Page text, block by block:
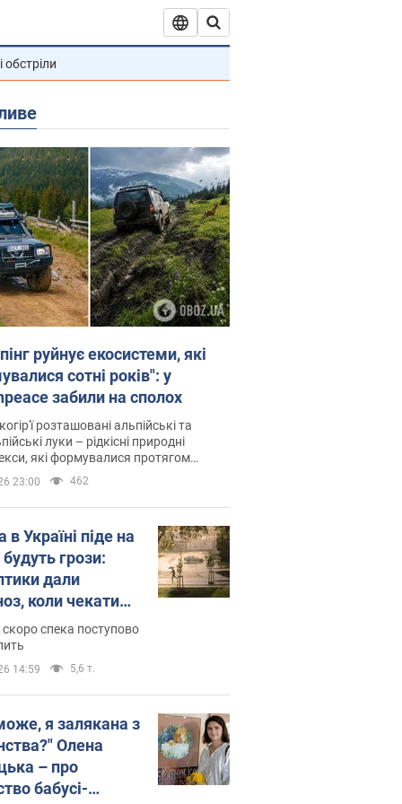
обстріли
руйнує екосистеми, які
сотні років": у
забили на сполох
розташовані альпійські та
луки – рідкісні природні
які формувалися протягом
23:00 462
в Україні піде на
грози:
дали
коли чекати
погоди
скоро спека поступово
14:59 5,6 т.
я залякана з
Олена
– про
бабусі-